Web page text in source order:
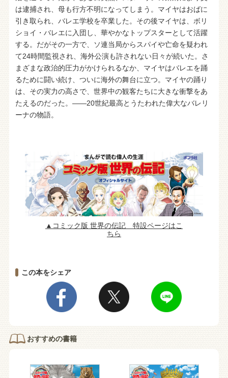
は逮捕され、母も行方不明になってしまう。マイヤはおばに
引き取られ、バレエ学校を卒業した。その後マイヤは、ボリ
ショイ・バレエに入団し、華やかなトップスターとして活躍
する。だがその一方で、ソ連当局からスパイや亡命を疑われ
て24時間監視され、海外公演も許されない日々が続いた。さ
まざまな政治的圧力がかけられるなか、マイヤはバレエを踊
るために闘い続け、ついに海外の舞台に立つ。マイヤの踊り
は、その実力の高さで、世界中の観客たちに大きな衝撃をあ
たえるのだった。――20世紀最高とうたわれた偉大なバレリ
ーナの物語。
▲コミック版 世界の伝記 特設ページはこ
ちら
この本をシェア
おすすめの書籍